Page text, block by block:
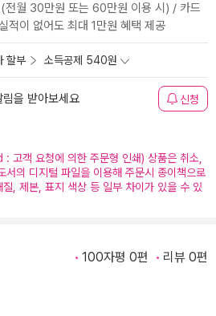
전월 30만원 또는 60만원 이용 시) / 카드
적이 없어도 최대 1만원 혜택 제공
할부 소득공제 540원
을 받아보세요 신청
객 요청에 의한 주문형 인쇄) 상품은 취소,
서의 디지털 파일을 이용해 주문시 종이책으로
, 제본, 표지 색상 등 일부 차이가 있을 수 있
100자평 0편 리뷰 0편